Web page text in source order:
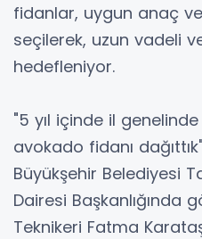
fidanlar, uygun anaç
seçilerek, uzun vadeli
hedefleniyor.
"5 yıl içinde il genelinde
avokado fidanı dağıttık"
Büyükşehir Belediyesi
Dairesi Başkanlığında
Teknikeri Fatma